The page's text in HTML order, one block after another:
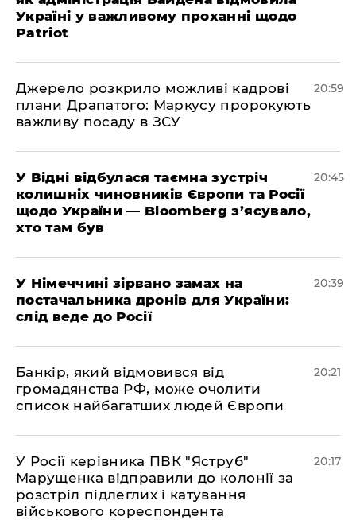
Україні у важливому проханні щодо
Patriot
​Джерело розкрило можливі кадрові
плани Драпатого: Маркусу пророкують
важливу посаду в ЗСУ
20:59
​У Відні відбулася таємна зустріч
колишніх чиновників Європи та Росії
щодо України — Bloomberg з’ясувало,
хто там був
20:45
​У Німеччині зірвано замах на
постачальника дронів для України:
слід веде до Росії
20:39
​Банкір, який відмовився від
громадянства РФ, може очолити
список найбагатших людей Європи
20:21
​У Росії керівника ПВК "Яструб"
Марущенка відправили до колонії за
розстріл підлеглих і катування
військового кореспондента
20:17